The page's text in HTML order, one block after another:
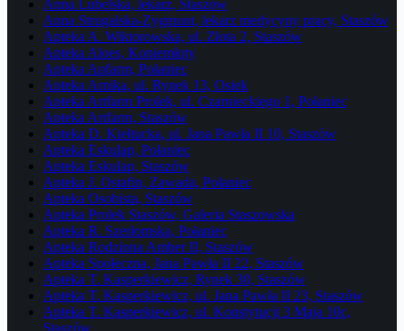
Anna Lubelska, lekarz, Staszów
Anna Strugalska-Zygmunt, lekarz medycyny pracy, Staszów
Apteka A. Wiktorowska, ul. Złota 2, Staszów
Apteka Aloes, Koniemłoty
Apteka Apfarm, Połaniec
Apteka Arnika, ul. Rynek 13, Osiek
Apteka Artfarm Prolek, ul. Czarnieckiego 1, Połaniec
Apteka Artfarm, Staszów
Apteka D. Kiełtucka, ul. Jana Pawła II 10, Staszów
Apteka Eskulap, Połaniec
Apteka Eskulap, Staszów
Apteka J. Ostafin, Zawada, Połaniec
Apteka Osobista, Staszów
Apteka Prolek Staszów, Galeria Staszowska
Apteka R. Szerłomska, Połaniec
Apteka Rodzinna Amber II, Staszów
Apteka Społeczna, Jana Pawła II 22, Staszów
Apteka T. Kasperkiewicz, Rynek 30, Staszów
Apteka T. Kasperkiewicz, ul. Jana Pawła II 23, Staszów
Apteka T. Kasperkiewicz, ul. Konstytucji 3 Maja 10c,
Staszów